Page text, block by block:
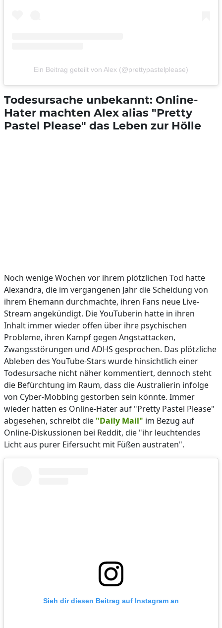
Ein Beitrag geteilt von Alex (@prettypastelplease)
Todesursache unbekannt: Online-
Hater machten Alex alias "Pretty
Pastel Please" das Leben zur Hölle
Noch wenige Wochen vor ihrem plötzlichen Tod hatte
Alexandra, die im vergangenen Jahr die Scheidung von
ihrem Ehemann durchmachte, ihren Fans neue Live-
Stream angekündigt. Die YouTuberin hatte in ihren
Inhalt immer wieder offen über ihre psychischen
Probleme, ihren Kampf gegen Angstattacken,
Zwangsstörungen und ADHS gesprochen. Das plötzliche
Ableben des YouTube-Stars wurde hinsichtlich einer
Todesursache nicht näher kommentiert, dennoch steht
die Befürchtung im Raum, dass die Australierin infolge
von Cyber-Mobbing gestorben sein könnte. Immer
wieder hätten es Online-Hater auf "Pretty Pastel Please"
abgesehen, schreibt die "Daily Mail" im Bezug auf
Online-Diskussionen bei Reddit, die "ihr leuchtendes
Licht aus purer Eifersucht mit Füßen austraten".
Sieh dir diesen Beitrag auf Instagram an